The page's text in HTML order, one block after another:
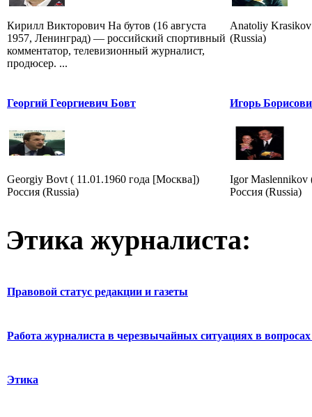
Кирилл Викторович На бутов (16 августа
1957, Ленинград) — российский спортивный
комментатор, телевизионный журналист,
продюсер. ...
Anatoliy
(Russia)
Георгий Георгиевич Бовт
Georgiy Bovt ( 11.01.1960 года [Москва])
Россия (Russia)
Игорь
Igor Maslennikov
Россия (Russia)
Этика журналиста:
Правовой статус редакции и газеты
Работа журналиста в черезвычайных ситуациях в вопросах
Этика